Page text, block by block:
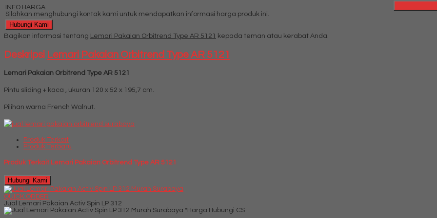
INFO HARGA
Silahkan menghubungi kontak kami untuk mendapatkan informasi harga produk ini.
Hubungi Kami
Bagikan informasi tentang Lemari Pakaian Orbitrend Type AR 5121 kepada teman atau kerabat Anda.
Deskripsi Lemari Pakaian Orbitrend Type AR 5121
Lemari Pakaian Orbitrend Type AR 5121
Pintu sliding + kaca , ukuran 120 x 52 x 195,7 cm.
Pilihan warna French Walnut.
Produk Terkait
Produk Terbaru
Produk Terkait Lemari Pakaian Orbitrend Type AR 5121
Hubungi Kami
QUICK ORDER
Jual Lemari Pakaian Activ Spin LP 312
*Harga Hubungi CS